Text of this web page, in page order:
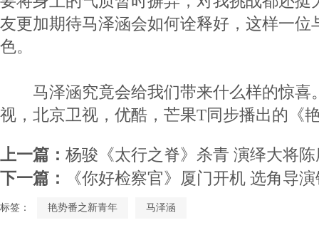
友更加期待马泽涵会如何诠释好，这样一位
色。
马泽涵究竟会给我们带来什么样的惊喜
视，北京卫视，优酷，芒果T同步播出的《
上一篇： 杨骏《太行之脊》杀青 演绎大将
下一篇：
《你好检察官》厦门开机 选角导
标签： 艳势番之新青年 马泽涵